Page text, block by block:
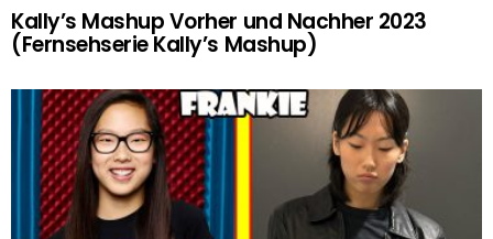
Kally’s Mashup Vorher und Nachher 2023
(Fernsehserie Kally’s Mashup)